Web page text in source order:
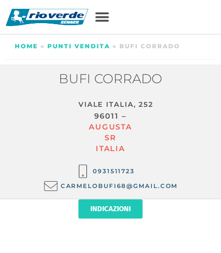
HOME » PUNTI VENDITA » BUFI CORRADO
BUFI CORRADO
VIALE ITALIA, 252
96011 –
AUGUSTA
SR
ITALIA
0931511723
CARMELOBUFI68@GMAIL.COM
INDICAZIONI